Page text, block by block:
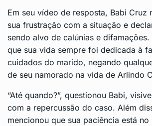
Em seu vídeo de resposta, Babi Cruz
sua frustração com a situação e
sendo alvo de calúnias e difamações.
que sua vida sempre foi dedicada à
cuidados do marido, negando
de seu namorado na vida de Arlindo
“Até quando?”, questionou Babi,
com a repercussão do caso. Além
mencionou que sua paciência está